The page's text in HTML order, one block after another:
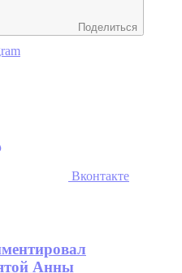
Поделиться
Вконтакте
Анны